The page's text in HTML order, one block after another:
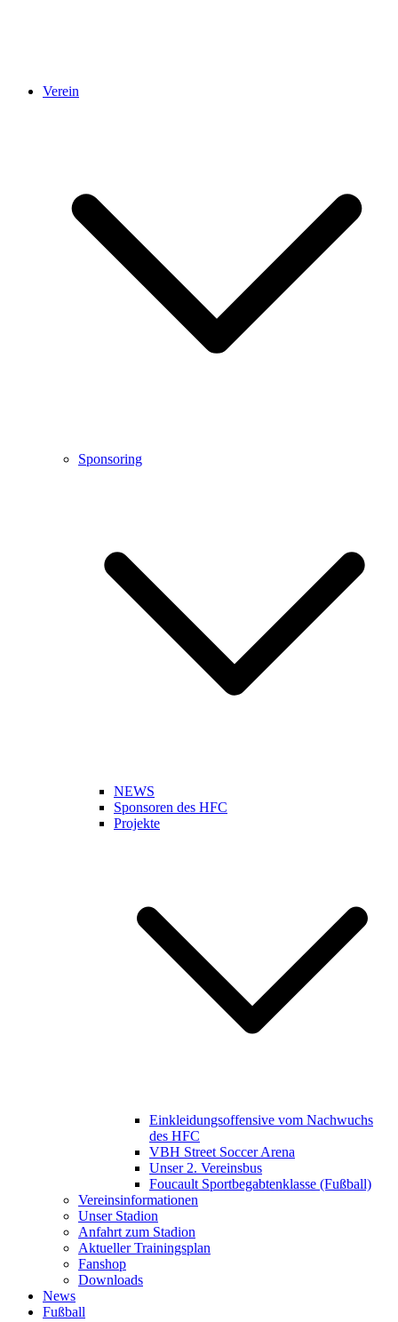
Verein
Sponsoring
NEWS
Sponsoren des HFC
Projekte
Einkleidungsoffensive vom Nachwuchs
des HFC
VBH Street Soccer Arena
Unser 2. Vereinsbus
Foucault Sportbegabtenklasse (Fußball)
Vereinsinformationen
Unser Stadion
Anfahrt zum Stadion
Aktueller Trainingsplan
Fanshop
Downloads
News
Fußball